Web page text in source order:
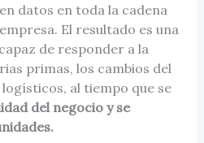
datos en toda la cadena
El resultado es una
de responder a la
primas, los cambios del
al tiempo que se
del negocio y se